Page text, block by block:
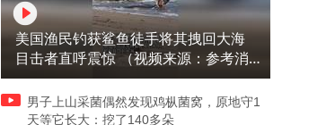
美国渔民钓获鲨鱼徒手将其拽回大海
目击者直呼震惊 （视频来源：参考消
息）
男子上山采菌偶然发现鸡枞菌窝，原地守1
天等它长大：挖了140多朵